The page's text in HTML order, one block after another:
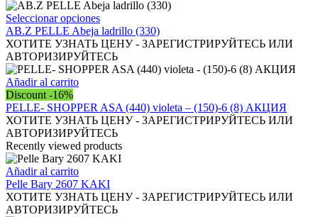
Seleccionar opcionesEste
producto
tiene
múltiples
variantes.
se
pueden
elegir
en
la
de
producto
AB.Z PELLE Abeja ladrillo (330)
ХОТИТЕ УЗНАТЬ ЦЕНУ - ЗАРЕГИСТРИРУЙТЕСЬ ИЛИ
АВТОРИЗИРУЙТЕСЬ
Añadir al carrito
Discount -16%
PELLE- SHOPPER ASA (440) violeta – (150)-6 (8) АКЦИЯ
ХОТИТЕ УЗНАТЬ ЦЕНУ - ЗАРЕГИСТРИРУЙТЕСЬ ИЛИ
АВТОРИЗИРУЙТЕСЬ
Recently viewed products
Añadir al carrito
Pelle Bary 2607 KAKI
ХОТИТЕ УЗНАТЬ ЦЕНУ - ЗАРЕГИСТРИРУЙТЕСЬ ИЛИ
АВТОРИЗИРУЙТЕСЬ